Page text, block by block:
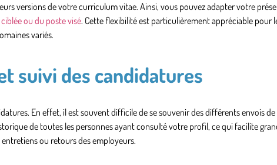
versionsde votre curriculum vitae. Ainsi, vous pouvez adapter votre
ou du poste visé. Cette flexibilité est particulièrement appréciable pour
variés.
suivi des candidatures
En effet, il est souvent difficile de se souvenir des différents envois de
de toutes les personnes ayant consulté votre profil, ce qui facilite
ou retours des employeurs.